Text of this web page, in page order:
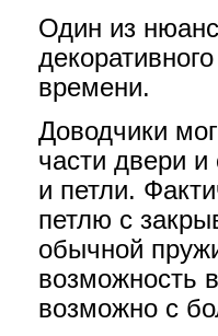
Один из
времени.
Доводчики
части двери
и петли.
петлю с
обычной
возможность
возможно с